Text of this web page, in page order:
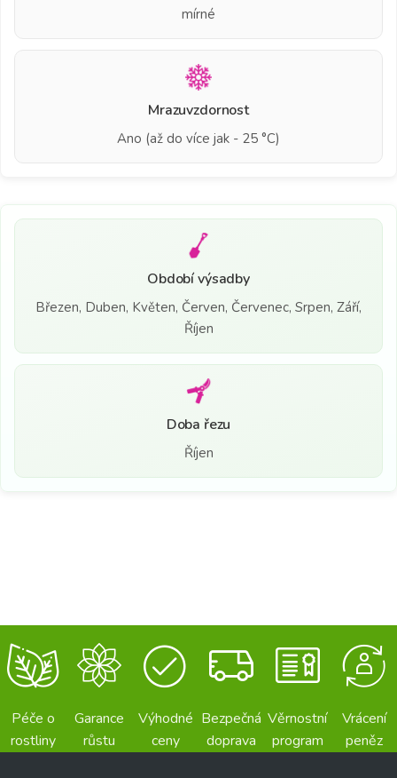
mírné
Mrazuvzdornost
Ano (až do více jak - 25 °C)
Období výsadby
Březen, Duben, Květen, Červen, Červenec, Srpen, Září,
Říjen
Doba řezu
Říjen
Péče o
rostliny
Garance
růstu
Výhodné
ceny
Bezpečná
doprava
Věrnostní
program
Vrácení
peněz